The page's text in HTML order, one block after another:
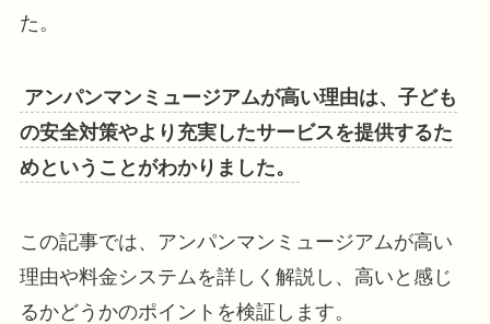
た。
アンパンマンミュージアムが高い理由は、子ども
の安全対策やより充実したサービスを提供するた
めということがわかりました。
この記事では、アンパンマンミュージアムが高い
理由や料金システムを詳しく解説し、高いと感じ
るかどうかのポイントを検証します。